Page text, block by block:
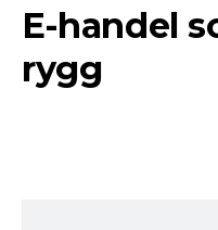
E-handel
rygg